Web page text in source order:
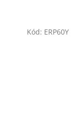
Kód: ERP60Y